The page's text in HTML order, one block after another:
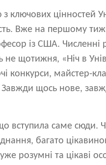
ключових цінностей
Вже на першому
із США. Численні
не щотижня, «Ніч в
конкурси, майстер-
Завжди щось нове,
вступила саме сюди.
багато
розумні та цікаві